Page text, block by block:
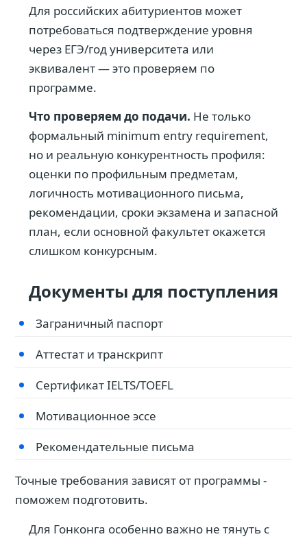
Для российских абитуриентов может
потребоваться подтверждение уровня
через ЕГЭ/год университета или
эквивалент — это проверяем по
программе.
Что проверяем до подачи. Не только
формальный minimum entry requirement,
но и реальную конкурентность профиля:
оценки по профильным предметам,
логичность мотивационного письма,
рекомендации, сроки экзамена и запасной
план, если основной факультет окажется
слишком конкурсным.
Документы для поступления
Заграничный паспорт
Аттестат и транскрипт
Сертификат IELTS/TOEFL
Мотивационное эссе
Рекомендательные письма
Точные требования зависят от программы -
поможем подготовить.
Для Гонконга особенно важно не тянуть с